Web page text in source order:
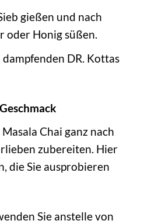
gießen und nach
oder Honig süßen.
DR. Kottas
Chai ganz nach
zubereiten. Hier
die Sie ausprobieren
Sie anstelle von